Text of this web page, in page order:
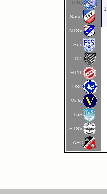
TuRa
Sasel
NTSV
Süd
T05
HT16
USC
Vicky
TuS
ETSV
AFC